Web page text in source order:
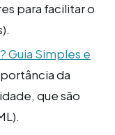
para facilitar o
Guia Simples e
da
que são